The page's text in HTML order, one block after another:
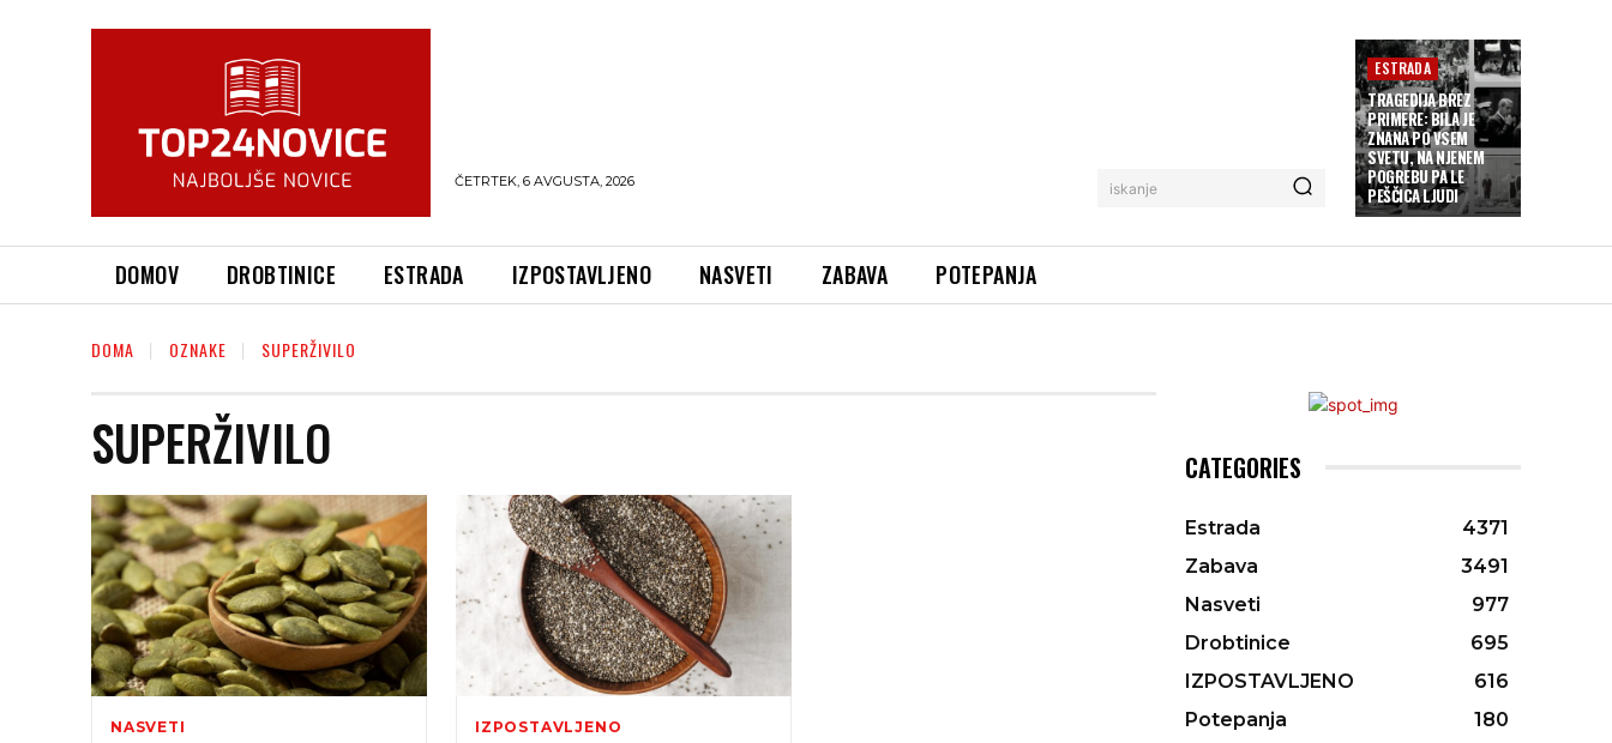
ČETRTEK, 6 AVGUSTA, 2026 iskanje
ESTRADA
TRAGEDIJA BREZ
PRIMERE: BILA JE
ZNANA PO VSEM
SVETU, NA NJENEM
POGREBU PA LE
PEŠČICA LJUDI
DOMOV DROBTINICE ESTRADA IZPOSTAVLJENO NASVETI ZABAVA POTEPANJA
DOMA OZNAKE SUPERŽIVILO
SUPERŽIVILO
NASVETI IZPOSTAVLJENO
CATEGORIES
Estrada
4371
Zabava
3491
Nasveti
977
Drobtinice
695
IZPOSTAVLJENO
616
Potepanja
180